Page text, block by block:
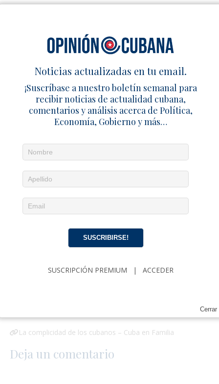
FLAMUR exige reformas para reactivar sector
agrícola
SIGUIENTE
Presidente de Ecuador denuncia ‘injerencia’
cubana en política interna
ARTÍCULOS RELACIONADOS
Aroldis Chapman extiende con los
Red Sox por $13.3 millones
31 agosto 2025 Redacción 1
Empresas españolas aceleran su
Cuba no ganó pleito en Londres,
mas demandas
La complicidad de los cubanos – Cuba en Familia
Deja un comentario
Cerrar
Noticias actualizadas en tu email.
¡Suscríbase a nuestro boletín semanal para
recibir noticias de actualidad cubana,
comentarios y análisis acerca de Política,
Economía, Gobierno y más…
SUSCRIBIRSE!
SUSCRIPCIÓN PREMIUM | ACCEDER